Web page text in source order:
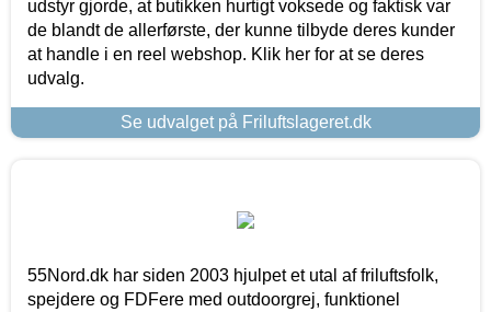
udstyr gjorde, at butikken hurtigt voksede og faktisk var
de blandt de allerførste, der kunne tilbyde deres kunder
at handle i en reel webshop. Klik her for at se deres
udvalg.
Se udvalget på Friluftslageret.dk
55Nord.dk har siden 2003 hjulpet et utal af friluftsfolk,
spejdere og FDFere med outdoorgrej, funktionel